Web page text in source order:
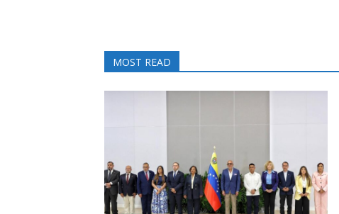
MOST READ